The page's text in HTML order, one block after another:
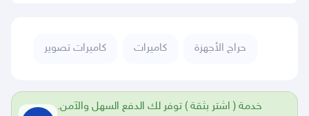
كاميرات تصوير كاميرات حراج الأجهزة
خدمة ( اشتر بثقة ) توفر لك الدفع السهل والآمن.